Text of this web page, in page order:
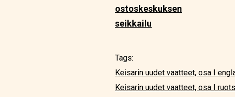
ostoskeskuksen
seikkailu
Tags:
Keisarin uudet vaatteet, osa I
Keisarin uudet vaatteet, osa I